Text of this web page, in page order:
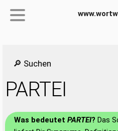
🔎 Suchen
PARTEI
Was bedeutet PARTEI? Das